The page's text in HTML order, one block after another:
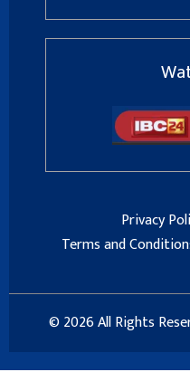
Privacy
Terms and
© 2026 All Rights